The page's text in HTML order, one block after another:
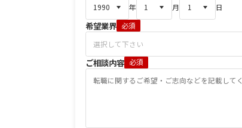
年
月 日
希望業界 必須
ご相談内容 必須